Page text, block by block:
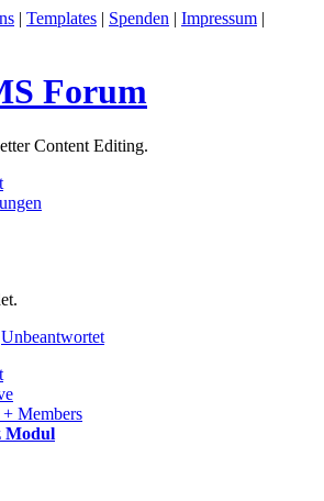
| Templates | Spenden | Impressum |
Forum
Content Editing.
Unbeantwortet
Members
Modul